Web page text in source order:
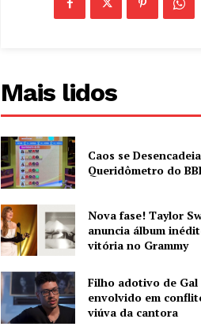
Mais lidos
Caos se
Queridômetro do
Nova fase! Taylor
anuncia álbum
vitória no Grammy
Filho adotivo de Gal
envolvido em
viúva da cantora